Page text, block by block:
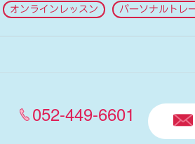
オンラインレッスン パーソナルトレ
052-449-6601